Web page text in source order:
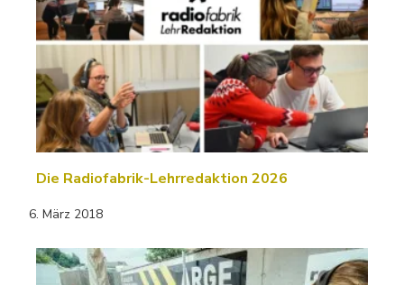
Die Radiofabrik-Lehrredaktion 2026
6. März 2018